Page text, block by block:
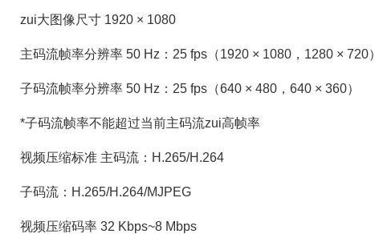
zui大图像尺寸 1920 × 1080
主码流帧率分辨率 50 Hz：25 fps（1920 × 1080，1280 × 720）
子码流帧率分辨率 50 Hz：25 fps（640 × 480，640 × 360）
*子码流帧率不能超过当前主码流zui高帧率
视频压缩标准 主码流：H.265/H.264
子码流：H.265/H.264/MJPEG
视频压缩码率 32 Kbps~8 Mbps